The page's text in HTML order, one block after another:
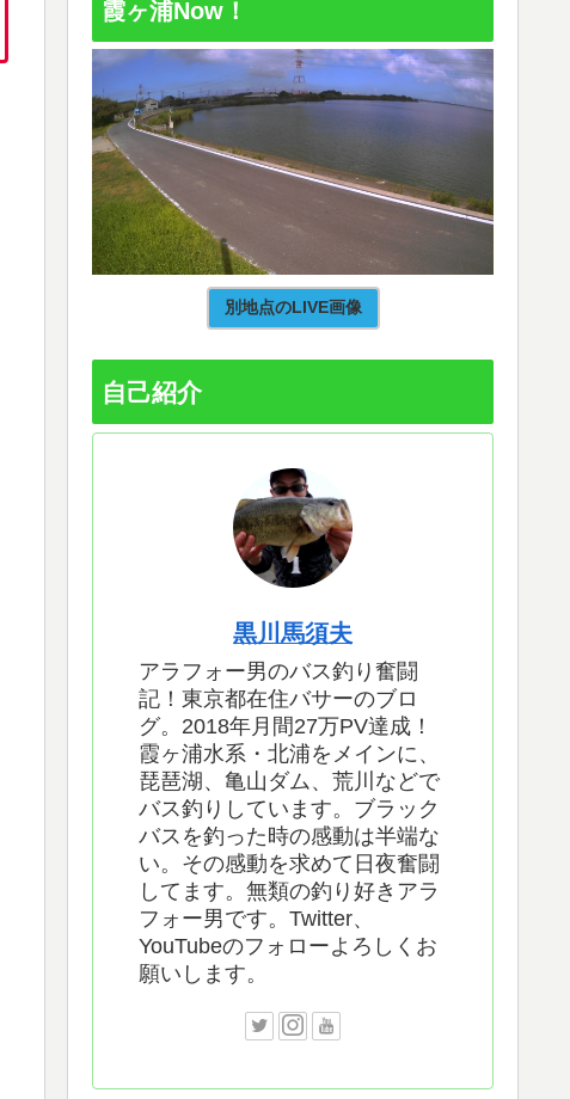
霞ヶ浦Now！
別地点のLIVE画像
自己紹介
黒川馬須夫
アラフォー男のバス釣り奮闘
記！東京都在住バサーのブロ
グ。2018年月間27万PV達成！
霞ヶ浦水系・北浦をメインに、
琵琶湖、亀山ダム、荒川などで
バス釣りしています。ブラック
バスを釣った時の感動は半端な
い。その感動を求めて日夜奮闘
してます。無類の釣り好きアラ
フォー男です。Twitter、
YouTubeのフォローよろしくお
願いします。